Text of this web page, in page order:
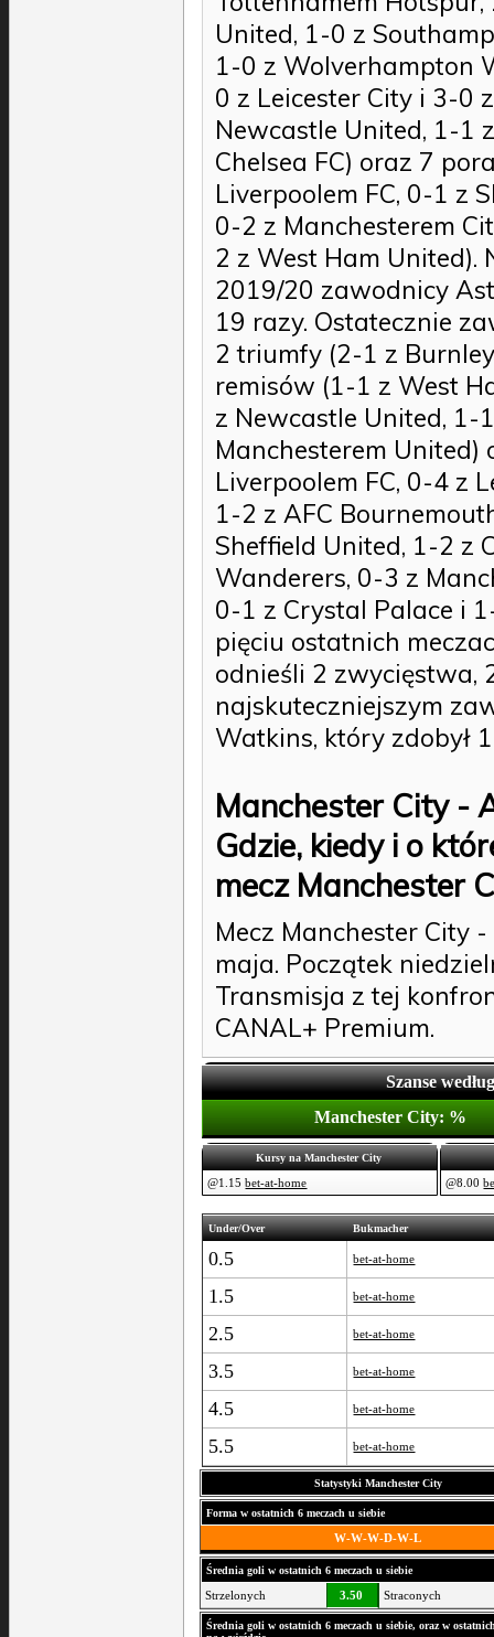
United, 1-0 z
1-0 z Wolverhampton
0 z Leicester City i 3-0
Newcastle United, 1-1
Chelsea FC) oraz 7
Liverpoolem FC, 0-1 z
0-2 z Manchesterem
2 z West Ham
2019/20 zawodnicy
19 razy. Ostatecznie
2 triumfy (2-1 z
remisów (1-1 z West
z Newcastle United,
Manchesterem
Liverpoolem FC, 0-4 z
1-2 z AFC
Sheffield United, 1-2 z
Wanderers, 0-3 z
0-1 z Crystal Palace i
pięciu ostatnich
odnieśli 2 zwycięstwa,
najskuteczniejszym
Watkins, który zdobył
Manchester City -
Gdzie, kiedy i o
mecz Manchester
Mecz Manchester City
maja. Początek
Transmisja z tej
CANAL+ Premium.
Szanse
Manchester City: %
Kursy na Manchester City
@1.15bet-at-home @8.00
Under/Over Bukmacher
0.5 bet-at-home
1.5 bet-at-home
2.5 bet-at-home
3.5 bet-at-home
4.5 bet-at-home
5.5 bet-at-home
Statystyki Manchester City
Forma w ostatnich 6 meczach u siebie
W-W-W-D-W-L
Średnia goli w ostatnich 6 meczach u siebie
Strzelonych 3.50 Straconych
Średnia goli w ostatnich 6 meczach u siebie, oraz w